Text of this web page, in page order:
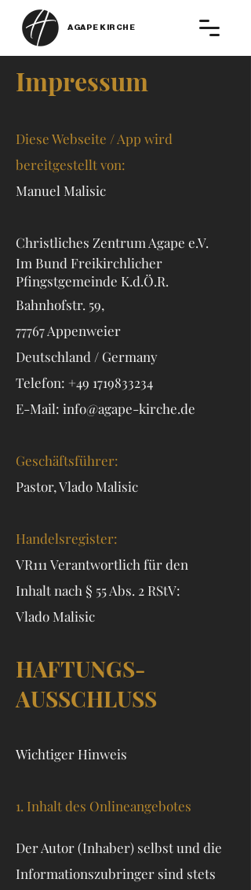
AGAPE KIRCHE
Impressum
Diese Webseite / App wird
bereitgestellt von:
Manuel Malisic
Christliches Zentrum Agape e.V.
Im Bund Freikirchlicher
Pfingstgemeinde K.d.Ö.R.
Bahnhofstr. 59,
77767 Appenweier
Deutschland / Germany
Telefon: +49 1719833234
E-Mail: info@agape-kirche.de
Geschäftsführer:
Pastor, Vlado Malisic
Handelsregister:
VR111 Verantwortlich für den
Inhaltnach § 55 Abs. 2 RStV:
Vlado Malisic
HAFTUNGS-
AUSSCHLUSS
Wichtiger Hinweis
1. Inhalt des Onlineangebotes
Der Autor (Inhaber) selbst und die
Informationszubringer sind stets